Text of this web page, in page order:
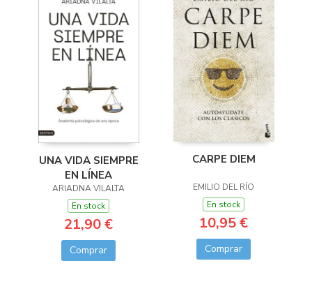
UNA VIDA SIEMPRE
EN LÍNEA
ARIADNA VILALTA
En stock
21,90 €
Comprar
CARPE DIEM
EMILIO DEL RÍO
En stock
10,95 €
Comprar